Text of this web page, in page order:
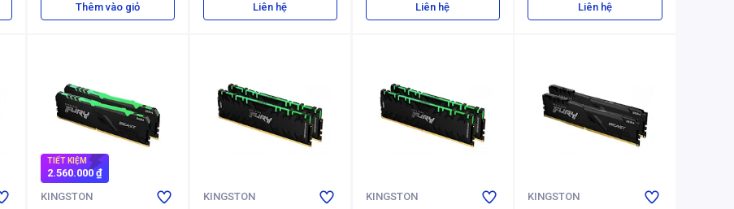
Thêm vào giỏ Liên hệ Liên hệ Liên hệ
TIẾT KIỆM
2.560.000 ₫
KINGSTON
KINGSTON KINGSTON KINGSTON